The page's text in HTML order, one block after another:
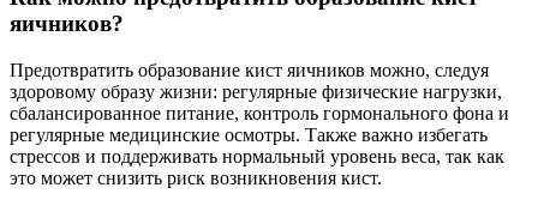
яичников?
Предотвратить образование кист яичников можно, следуя
здоровому образу жизни: регулярные физические нагрузки,
сбалансированное питание, контроль гормонального фона и
регулярные медицинские осмотры. Также важно избегать
стрессов и поддерживать нормальный уровень веса, так как
это может снизить риск возникновения кист.